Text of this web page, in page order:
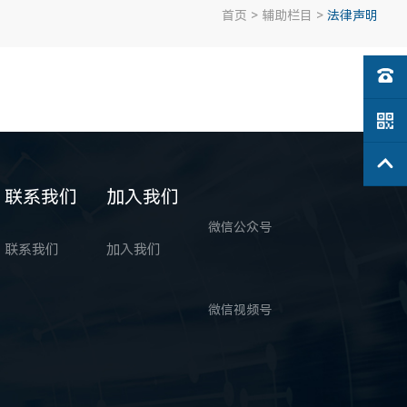
首页 > 辅助栏目 > 法律声明
联系我们
联系我们
加入我们
加入我们
微信公众号
微信视频号